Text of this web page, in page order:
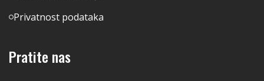
Privatnost podataka
Pratite nas